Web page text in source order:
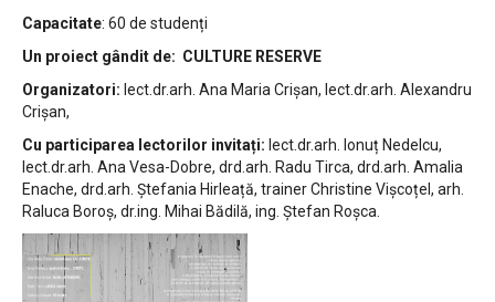
Capacitate: 60 de studenți
Un proiect gândit de: CULTURE RESERVE
Organizatori: lect.dr.arh. Ana Maria Crișan, lect.dr.arh. Alexandru
Crișan,
Cu participarea lectorilor invitați: lect.dr.arh. Ionuț Nedelcu,
lect.dr.arh. Ana Vesa-Dobre, drd.arh. Radu Tirca, drd.arh. Amalia
Enache, drd.arh. Ștefania Hirleață, trainer Christine Vișcoțel, arh.
Raluca Boroș, dr.ing. Mihai Bădilă, ing. Ștefan Roșca.